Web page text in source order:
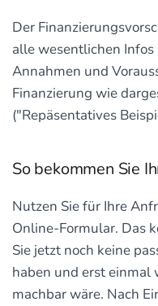
Der
alle wesentlichen
Annahmen und
Finanzierung wie
("Repäsentatives
So bekommen Sie
Nutzen Sie für Ihre
Online-Formular. Das
Sie jetzt noch keine
haben und erst
machbar wäre. Nach